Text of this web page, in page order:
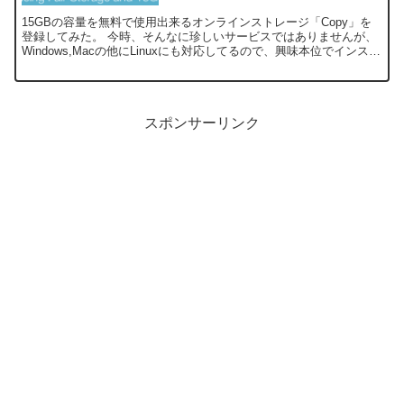
15GBの容量を無料で使用出来るオンラインストレージ「Copy」を
登録してみた。 今時、そんなに珍しいサービスではありませんが、
Windows,Macの他にLinuxにも対応してるので、興味本位でインスト
スポンサーリンク